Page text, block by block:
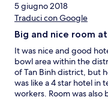
5 giugno 2018
Traduci con Google
Big and nice room
It was nice and good
bowl area within the
of Tan Binh district, but
was like a 4 star hotel in
workers. Room was also